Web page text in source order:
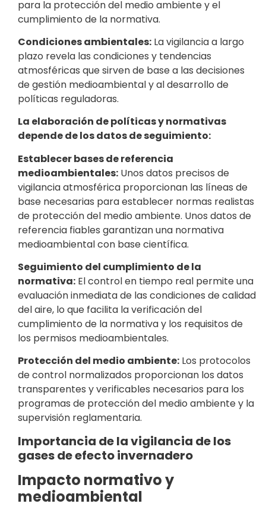
para la protección del medio ambiente y el
cumplimiento de la normativa.
Condiciones ambientales: La vigilancia a largo
plazo revela las condiciones y tendencias
atmosféricas que sirven de base a las decisiones
de gestión medioambiental y al desarrollo de
políticas reguladoras.
La elaboración de políticas y normativas
depende de los datos de seguimiento:
Establecer bases de referencia
medioambientales: Unos datos precisos de
vigilancia atmosférica proporcionan las líneas de
base necesarias para establecer normas realistas
de protección del medio ambiente. Unos datos de
referencia fiables garantizan una normativa
medioambiental con base científica.
Seguimiento del cumplimiento de la
normativa: El control en tiempo real permite una
evaluación inmediata de las condiciones de calidad
del aire, lo que facilita la verificación del
cumplimiento de la normativa y los requisitos de
los permisos medioambientales.
Protección del medio ambiente: Los protocolos
de control normalizados proporcionan los datos
transparentes y verificables necesarios para los
programas de protección del medio ambiente y la
supervisión reglamentaria.
Importancia de la vigilancia de los
gases de efecto invernadero
Impacto normativo y
medioambiental